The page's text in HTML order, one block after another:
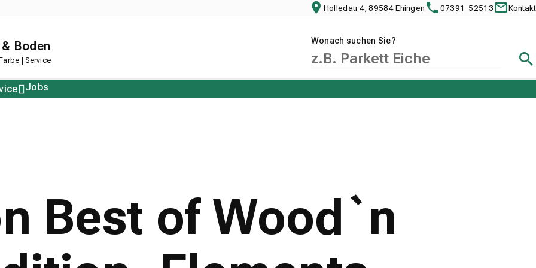
Holledau 4, 89584 Ehingen 07391-52513 Kontakt
Boden
| Service
Wonach suchen Sie?
Jobs
Best of Wood`n